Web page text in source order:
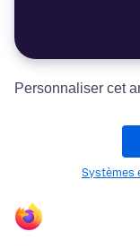
Personnaliser cet
Systèmes